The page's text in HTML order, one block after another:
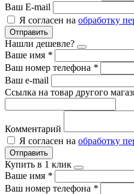
Ваш E-mail
Я согласен на обработку
Отправить
Нашли дешевле?
Ваше имя *
Ваш номер телефона *
Ваш e-mail
Ссылка на товар другого
Комментарий
Я согласен на обработку
Отправить
Купить в 1 клик
Ваше имя *
Ваш номер телефона *